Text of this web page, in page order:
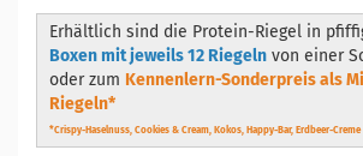
Erhältlich sind die Protein-Riegel in
Boxen mit jeweils 12 Riegeln von einer
oder zum Kennenlern-Sonderpreis als
Riegeln*
*Crispy-Haselnuss, Cookies & Cream, Kokos, Happy-Bar, Erdbeer-Creme